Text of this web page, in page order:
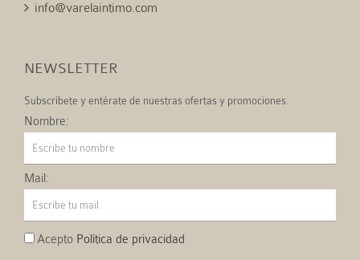
info@varelaintimo.com
NEWSLETTER
Subscríbete y entérate de nuestras ofertas y promociones.
Nombre:
Mail:
Acepto Política de privacidad